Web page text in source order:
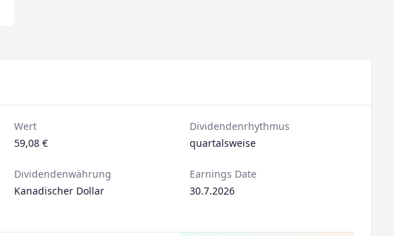
Wert
59,08 €
Dividendenrhythmus
quartalsweise
Dividendenwährung
Kanadischer Dollar
Earnings Date
30.7.2026